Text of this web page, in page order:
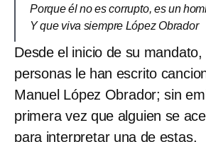
Porque él no es corrupto, es un
Y que viva siempre López Obrador
Desde el inicio de su
personas le han escrito
Manuel López Obrador; sin
primera vez que alguien se
para interpretar una de estas.